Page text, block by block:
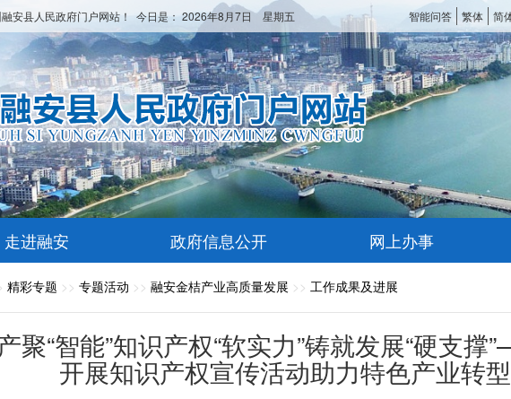
智能问答 繁体 简
安县人民政府门户网站！ 今日是： 2026年8月7日 星期五
走进融安 政府信息公开 网上办事
精彩专题 >> 专题活动 >> 融安金桔产业高质量发展 >> 工作成果及进展
聚“智能”知识产权“软实力”铸就发展“硬支
开展知识产权宣传活动助力特色产业转